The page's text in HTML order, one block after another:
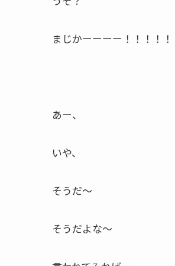
まじかーーーー！！！！！
あー、
いや、
そうだ～
そうだよな～